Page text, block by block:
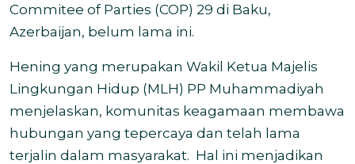
Commitee of Parties (COP) 29 di Baku,
Azerbaijan, belum lama ini.
Hening yang merupakan Wakil Ketua Majelis
Lingkungan Hidup (MLH) PP Muhammadiyah
menjelaskan, komunitas keagamaan membawa
hubungan yang tepercaya dan telah lama
terjalin dalam masyarakat. Hal ini menjadikan